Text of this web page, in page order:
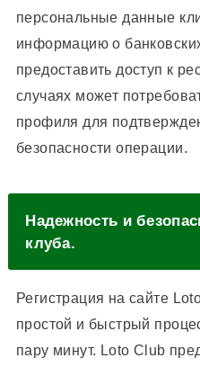
персональные данные
информацию о
предоставить доступ к
случаях может
профиля для
безопасности операции.
Надежность и
клуба.
Регистрация на сайте
простой и быстрый
пару минут. Loto Club